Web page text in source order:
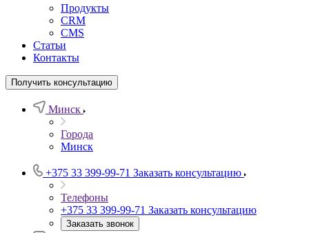
Продукты
CRM
CMS
Статьи
Контакты
Получить консультацию
Минск
Города
Минск
+375 33 399-99-71 Заказать консультацию
Телефоны
+375 33 399-99-71 Заказать консультацию
Заказать звонок